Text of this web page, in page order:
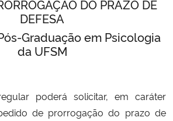
Inovações e Comunicações
DO PRAZO DE
DEFESA
Graduação em Psicologia
da UFSM
poderá solicitar, em caráter
de prorrogação do prazo de